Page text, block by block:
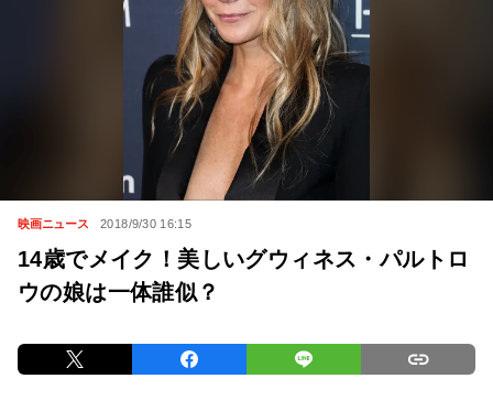
映画ニュース 2018/9/30 16:15
14歳でメイク！美しいグウィネス・パルトロ
ウの娘は一体誰似？